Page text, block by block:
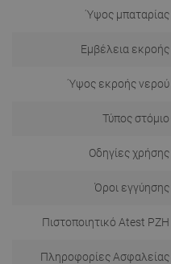
Ύψος μπαταρίας
Εμβέλεια εκροής
Ύψος εκροής νερού
Τύπος στόμιο
Οδηγίες χρήσης
Όροι εγγύησης
Πιστοποιητικό Atest PZH
Πληροφορίες Ασφαλείας